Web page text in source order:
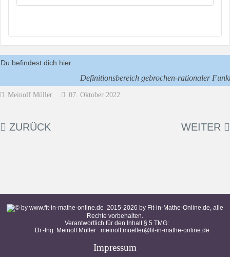
Du befindest dich hier:
Definitionsbereich gebrochen-rationaler
Meinolf Müller 07. Oktober 2022
ZURÜCK WEITER
2015-2026 by Fit-in-Mathe-Online.de, alle
Rechte vorbehalten.
Verantwortlich für den Inhalt § 5 TMG:
Dr.-Ing. Meinolf Müller meinolf.mueller@fit-in-mathe-online.de
Impressum